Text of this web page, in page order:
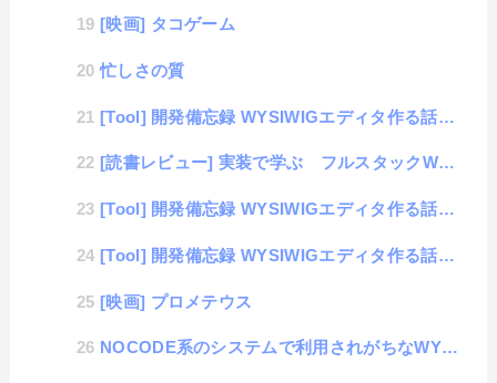
[映画] タコゲーム
忙しさの質
[Tool] 開発備忘録 WYSIWIGエディタ作る話。#03 カラーピッカー
[読書レビュー] 実装で学ぶ フルスタックWeb開発
[Tool] 開発備忘録 WYSIWIGエディタ作る話。#02 BOLD対応
[Tool] 開発備忘録 WYSIWIGエディタ作る話。#01 designModeを使ってみる
[映画] プロメテウス
NOCODE系のシステムで利用されがちなWYSIWIGシステムについて考える。